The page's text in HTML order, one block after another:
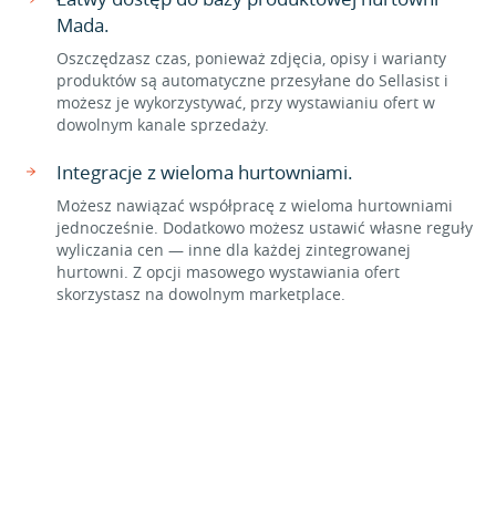
Mada.
Oszczędzasz czas, ponieważ zdjęcia, opisy i warianty
produktów są automatyczne przesyłane do Sellasist i
możesz je wykorzystywać, przy wystawianiu ofert w
dowolnym kanale sprzedaży.
Integracje z wieloma hurtowniami.
Możesz nawiązać współpracę z wieloma hurtowniami
jednocześnie. Dodatkowo możesz ustawić własne reguły
wyliczania cen — inne dla każdej zintegrowanej
hurtowni. Z opcji masowego wystawiania ofert
skorzystasz na dowolnym marketplace.